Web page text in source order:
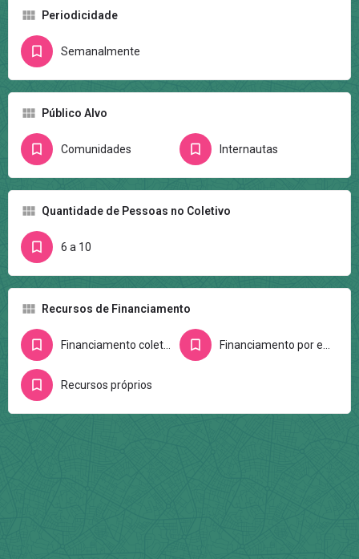
Periodicidade
Semanalmente
Público Alvo
Comunidades Internautas
Quantidade de Pessoas no Coletivo
6 a 10
Recursos de Financiamento
Financiamento coletivo na internet Financiamento por editais
Recursos próprios